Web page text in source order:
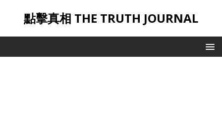
點擊真相 THE TRUTH JOURNAL